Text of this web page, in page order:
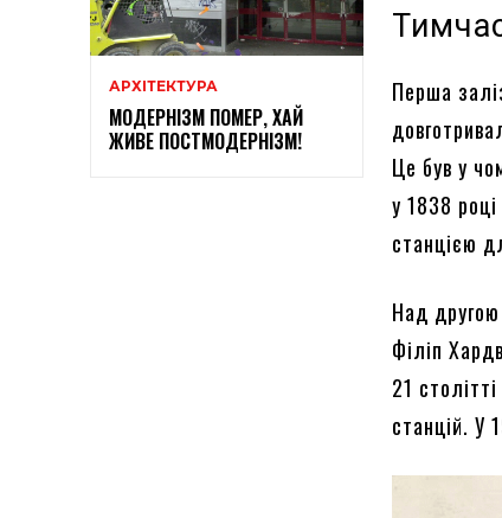
АРХІТЕКТУРА
МОДЕРНІЗМ ПОМЕР, ХАЙ
ЖИВЕ ПОСТМОДЕРНІЗМ!
Перша
Це був у
у 1838
станцією
Над
Філіп
21
станцій. У